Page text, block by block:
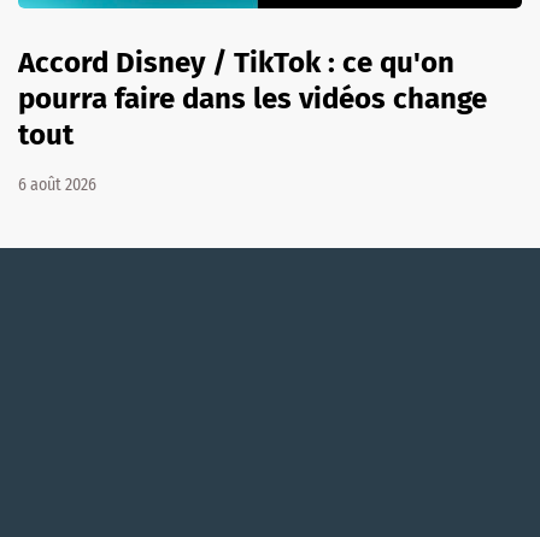
Accord Disney / TikTok : ce qu'on
pourra faire dans les vidéos change
tout
6 août 2026